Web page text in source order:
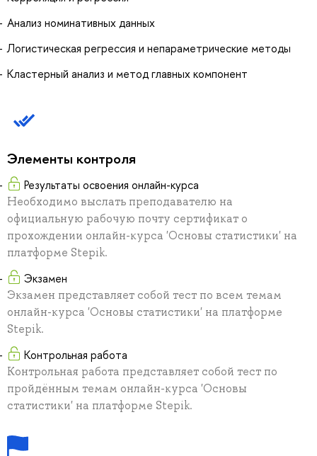
Анализ номинативных данных
Логистическая регрессия и непараметрические методы
Кластерный анализ и метод главных компонент
Элементы контроля
Результаты освоения онлайн-курса
Необходимо выслать преподавателю на
официальную рабочую почту сертификат о
прохождении онлайн-курса 'Основы статистики' на
платформе Stepik.
Экзамен
Экзамен представляет собой тест по всем темам
онлайн-курса 'Основы статистики' на платформе
Stepik.
Контрольная работа
Контрольная работа представляет собой тест по
пройдённым темам онлайн-курса 'Основы
статистики' на платформе Stepik.